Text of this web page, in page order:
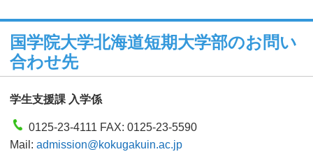
国学院大学北海道短期大学部のお問い
合わせ先
学生支援課 入学係
0125-23-4111 FAX: 0125-23-5590
Mail: admission@kokugakuin.ac.jp